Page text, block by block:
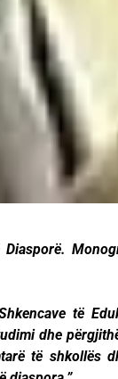
të
dhe
të shkollës